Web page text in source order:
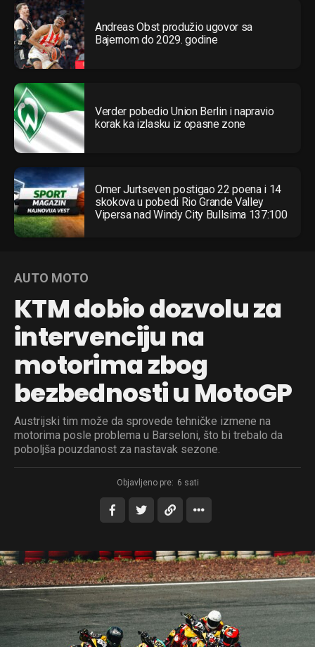
Andreas Obst produžio ugovor sa
Bajernom do 2029. godine
Verder pobedio Union Berlin i napravio
korak ka izlasku iz opasne zone
Omer Jurtseven postigao 22 poena i 14
skokova u pobedi Rio Grande Valley
Vipersa nad Windy City Bullsima 137:100
AUTO MOTO
KTM dobio dozvolu za
intervenciju na
motorima zbog
bezbednosti u MotoGP
Austrijski tim može da sprovede tehničke izmene na
motorima posle problema u Barseloni, što bi trebalo da
poboljša pouzdanost za nastavak sezone.
Objavljeno pre: 6 sati